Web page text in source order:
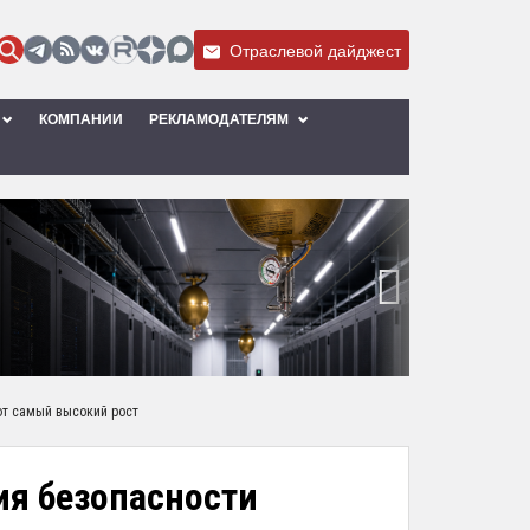
Отраслевой дайджест
КОМПАНИИ РЕКЛАМОДАТЕЛЯМ
самый высокий рост
безопасности